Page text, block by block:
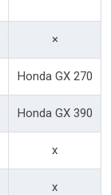
×
Honda GX 270
Honda GX 390
x
x